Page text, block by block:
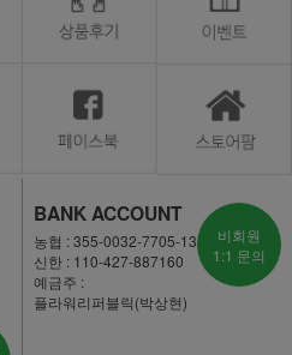
BANK ACCOUNT
농협 : 355-0032-7705-13
신한 : 110-427-887160
예금주 :
플라워리퍼블릭(박상현)
비회원
1:1 문의